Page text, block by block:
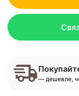
— дешевле,